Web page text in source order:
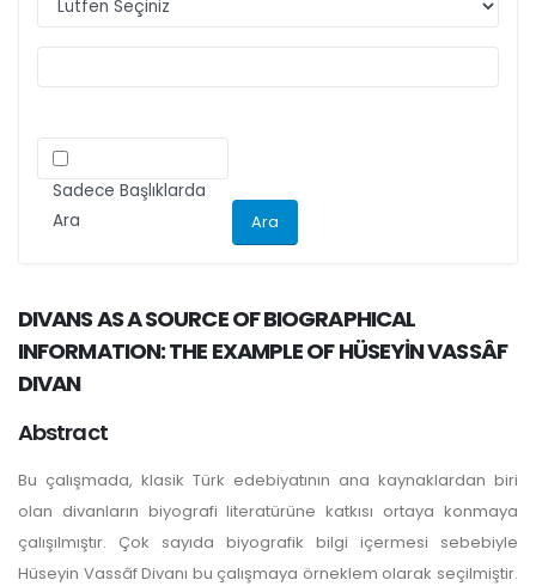
ilgili kriteri göz önünde bulundurarak
Sadece Başlıklarda
Ara
DIVANS AS A SOURCE OF BIOGRAPHICAL
INFORMATION: THE EXAMPLE OF HÜSEYİN VASSÂF
DIVAN
Abstract
Bu çalışmada, klasik Türk edebiyatının ana kaynaklardan biri
olan divanların biyografi literatürüne katkısı ortaya konmaya
çalışılmıştır. Çok sayıda biyografik bilgi içermesi sebebiyle
Hüseyin Vassâf Divanı bu çalışmaya örneklem olarak seçilmiştir.